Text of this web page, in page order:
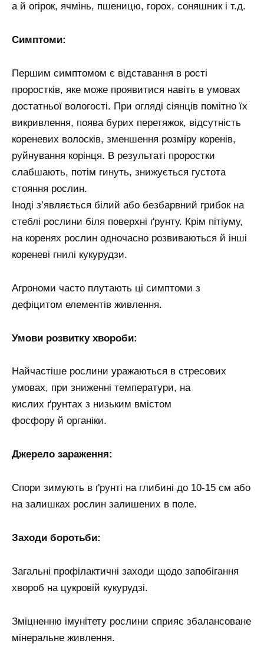
а й огірок, ячмінь, пшеницю, горох, соняшник і т.д.
Симптоми:
Першим симптомом є відставання в рості
проростків, яке може проявитися навіть в умовах
достатньої вологості. При огляді сіянців помітно їх
викривлення, поява бурих перетяжок, відсутність
кореневих волосків, зменшення розміру коренів,
руйнування корінця. В результаті проростки
слабшають, потім гинуть, знижується густота
стояння рослин.
Іноді з’являється білий або безбарвний грибок на
стеблі рослини біля поверхні ґрунту. Крім пітіуму,
на коренях рослин одночасно розвиваються й інші
кореневі гнилі кукурудзи.
Агрономи часто плутають ці симптоми з
дефіцитом елементів живлення.
Умови розвитку хвороби:
Найчастіше рослини уражаються в стресових
умовах, при зниженні температури, на
кислих ґрунтах з низьким вмістом
фосфору й органіки.
Джерело зараження:
Спори зимують в ґрунті на глибині до 10-15 см або
на залишках рослин залишених в поле.
Заходи боротьби:
Загальні профілактичні заходи щодо запобігання
хвороб на цукровій кукурудзі.
Зміцненню імунітету рослини сприяє збалансоване
мінеральне живлення.